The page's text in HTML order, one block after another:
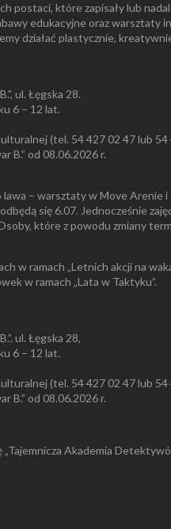
postaci, które zapisały lub
edukacyjne oraz warsztaty
działać plastycznie,
ul. Łęgska 28.
6 – 12 lat.
(tel. 54 427 02 47 lub 54
B.” od 08.06.2026 r.
lawa – warsztaty w Move Arenie
się 6.07. Jednocześnie
które z powodu zmiany
w ramach „Letnich akcji na
w ramach „Lata w Taktyku”.
ul. Łęgska 28,
6 – 12 lat.
(tel. 54 427 02 47 lub 54
B.” od 08.06.2026 r.
Akademia